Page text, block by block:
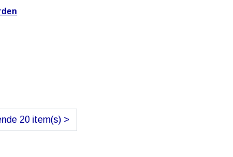
20 item(s) >